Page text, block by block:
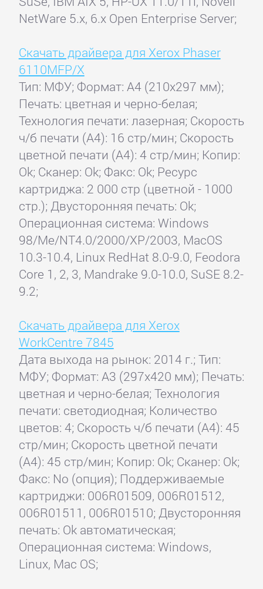
NetWare 5.x, 6.x Open Enterprise Server;
Скачать драйвера для Xerox Phaser
6110MFP/X
Тип: МФУ; Формат: A4 (210x297 мм);
Печать: цветная и черно-белая;
Технология печати: лазерная; Скорость
ч/б печати (А4): 16 стр/мин; Скорость
цветной печати (А4): 4 стр/мин; Копир:
Ok; Сканер: Ok; Факс: Ok; Ресурс
картриджа: 2 000 стр (цветной - 1000
стр.); Двусторонняя печать: Ok;
Операционная система: Windows
98/Me/NT4.0/2000/XP/2003, MacOS
10.3-10.4, Linux RedHat 8.0-9.0, Feodora
Core 1, 2, 3, Mandrake 9.0-10.0, SuSE 8.2-
9.2;
Скачать драйвера для Xerox
WorkCentre 7845
Дата выхода на рынок: 2014 г.; Тип:
МФУ; Формат: A3 (297x420 мм); Печать:
цветная и черно-белая; Технология
печати: светодиодная; Количество
цветов: 4; Скорость ч/б печати (А4): 45
стр/мин; Скорость цветной печати
(А4): 45 стр/мин; Копир: Ok; Сканер: Ok;
Факс: No (опция); Поддерживаемые
картриджи: 006R01509, 006R01512,
006R01511, 006R01510; Двусторонняя
печать: Ok автоматическая;
Операционная система: Windows,
Linux, Mac OS;